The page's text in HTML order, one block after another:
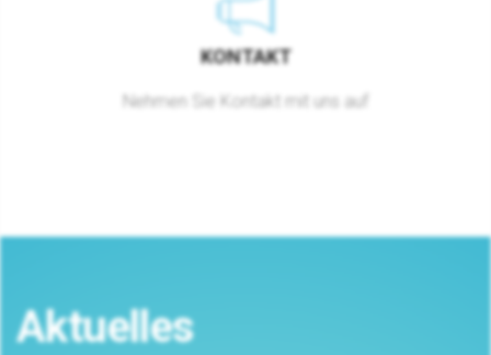
KONTAKT
Nehmen Sie Kontakt mit uns auf
Aktuelles